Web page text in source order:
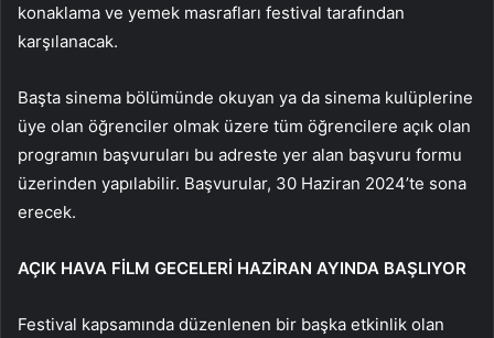
konaklama ve yemek masrafları festival tarafından
karşılanacak.
Başta sinema bölümünde okuyan ya da sinema kulüplerine
üye olan öğrenciler olmak üzere tüm öğrencilere açık olan
programın başvuruları bu adreste yer alan başvuru formu
üzerinden yapılabilir. Başvurular, 30 Haziran 2024’te sona
erecek.
AÇIK HAVA FİLM GECELERİ HAZİRAN AYINDA BAŞLIYOR
Festival kapsamında düzenlenen bir başka etkinlik olan